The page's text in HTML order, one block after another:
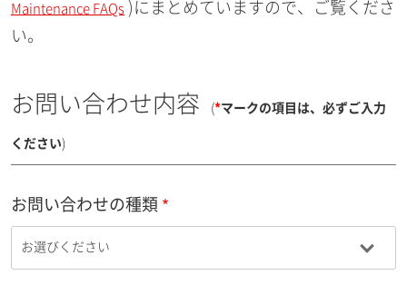
Maintenance FAQs )にまとめていますので、ご覧くださ
い。
お問い合わせ内容 (*マークの項目は、必ずご入力
ください)
お問い合わせの種類